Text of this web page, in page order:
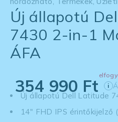
Új állapotú
7430 2-in-1
ÁFA
354 990 Ft i
Új állapotú Dell Latitude
14" FHD IPS érintőkijelző